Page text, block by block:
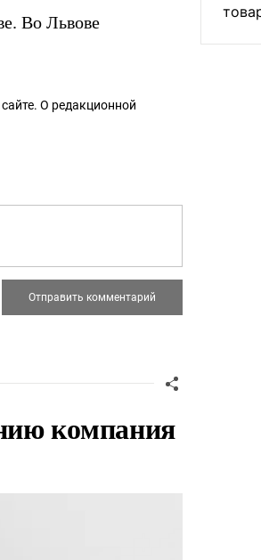
Во Львове
сайте. О редакционной
компания